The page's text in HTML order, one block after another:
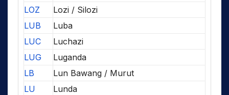
LOZ
Lozi / Silozi
LUB
Luba
LUC
Luchazi
LUG
Luganda
LB
Lun Bawang / Murut
LU
Lunda